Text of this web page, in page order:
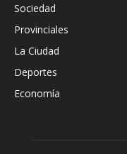
Sociedad
Provinciales
La Ciudad
Deportes
Economía